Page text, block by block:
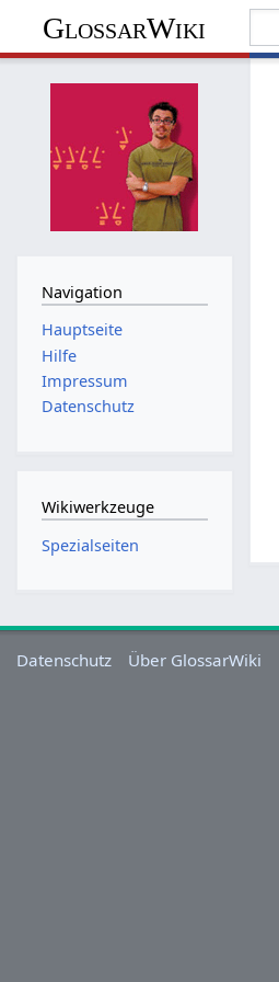
GlossarWiki
Navigation
Hauptseite
Hilfe
Impressum
Datenschutz
Wikiwerkzeuge
Spezialseiten
Datenschutz Über GlossarWiki